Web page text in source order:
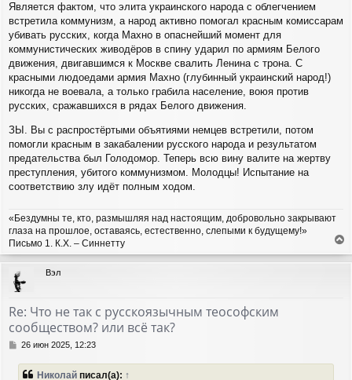
Является фактом, что элита украинского народа с облегчением
встретила коммунизм, а народ активно помогал красным комиссарам
убивать русских, когда Махно в опаснейший момент для
коммунистических живодёров в спину ударил по армиям Белого
движения, двигавшимся к Москве свалить Ленина с трона. С
красными людоедами армия Махно (глубинный украинский народ!)
никогда не воевала, а только грабила население, воюя против
русских, сражавшихся в рядах Белого движения.
ЗЫ. Вы с распростёртыми объятиями немцев встретили, потом
помогли красным в закабалении русского народа и результатом
предательства был Голодомор. Теперь всю вину валите на жертву
преступления, убитого коммунизмом. Молодцы! Испытание на
соответствию злу идёт полным ходом.
«Бездумны те, кто, размышляя над настоящим, добровольно закрывают
глаза на прошлое, оставаясь, естественно, слепыми к будущему!»
Письмо 1. К.Х. – Синнетту
е
р
Вэл
Re: Что не так с русскоязычным теософским
сообществом? или всё так?
С
о
26 июн 2025, 12:23
Николай писал(а): ↑